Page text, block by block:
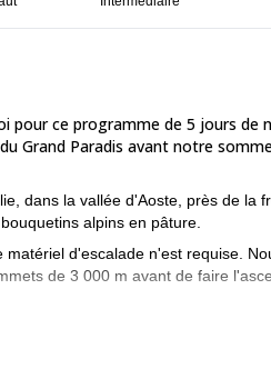
ce programme de 5 jours de
Grand Paradis avant notre
dans la vallée d'Aoste, près de la
alpins en pâture.
d'escalade n'est requise.
de 3 000 m avant de faire
refuges de montagne où